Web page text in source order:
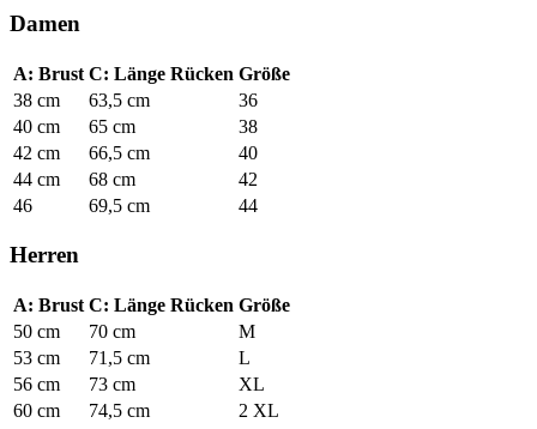
Damen
A: Brust C: Länge Rücken Größe
38 cm
63,5 cm
36
40 cm
65 cm
38
42 cm
66,5 cm
40
44 cm
68 cm
42
46
69,5 cm 44
Herren
A: Brust C: Länge Rücken Größe
50 cm
70 cm
M
53 cm
71,5 cm
L
56 cm
73 cm
XL
60 cm
74,5 cm
2 XL